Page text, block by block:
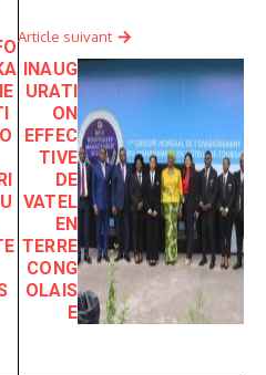
Article suivant
INAUG
URATI
ON
EFFEC
TIVE
DE
VATEL
EN
TERRE
CONG
OLAIS
E